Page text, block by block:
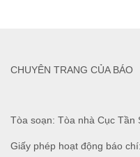
Tòa soạn: Tòa nhà Cục Tần
Giấy phép hoạt động báo
CHUYÊN TRANG CỦA BÁO